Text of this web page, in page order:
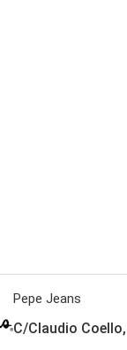
Pepe Jeans
C/Claudio